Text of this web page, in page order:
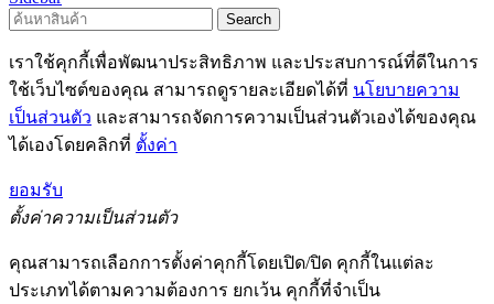
Search
เราใช้คุกกี้เพื่อพัฒนาประสิทธิภาพ และประสบการณ์ที่ดีในการ
ใช้เว็บไซต์ของคุณ สามารถดูรายละเอียดได้ที่ นโยบายความ
เป็นส่วนตัว และสามารถจัดการความเป็นส่วนตัวเองได้ของคุณ
ได้เองโดยคลิกที่ ตั้งค่า
ยอมรับ
ตั้งค่าความเป็นส่วนตัว
คุณสามารถเลือกการตั้งค่าคุกกี้โดยเปิด/ปิด คุกกี้ในแต่ละ
ประเภทได้ตามความต้องการ ยกเว้น คุกกี้ที่จำเป็น